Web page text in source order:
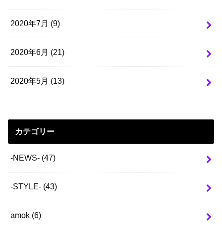
2020年7月 (9)
2020年6月 (21)
2020年5月 (13)
カテゴリー
-NEWS- (47)
-STYLE- (43)
amok (6)